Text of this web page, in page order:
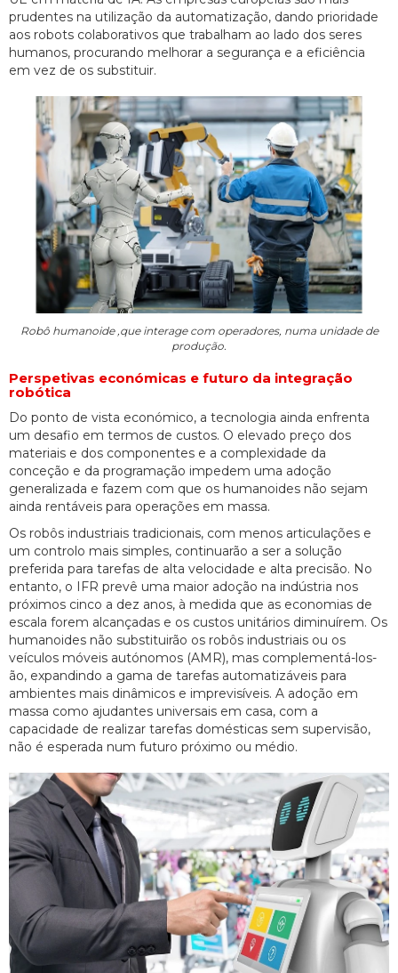
prudentes na utilização da automatização, dando prioridade
aos robots colaborativos que trabalham ao lado dos seres
humanos, procurando melhorar a segurança e a eficiência
em vez de os substituir.
Robô humanoide ,que interage com operadores, numa unidade de
produção.
Perspetivas económicas e futuro da integração
robótica
Do ponto de vista económico, a tecnologia ainda enfrenta
um desafio em termos de custos. O elevado preço dos
materiais e dos componentes e a complexidade da
conceção e da programação impedem uma adoção
generalizada e fazem com que os humanoides não sejam
ainda rentáveis para operações em massa.
Os robôs industriais tradicionais, com menos articulações e
um controlo mais simples, continuarão a ser a solução
preferida para tarefas de alta velocidade e alta precisão. No
entanto, o IFR prevê uma maior adoção na indústria nos
próximos cinco a dez anos, à medida que as economias de
escala forem alcançadas e os custos unitários diminuírem. Os
humanoides não substituirão os robôs industriais ou os
veículos móveis autónomos (AMR), mas complementá-los-
ão, expandindo a gama de tarefas automatizáveis para
ambientes mais dinâmicos e imprevisíveis. A adoção em
massa como ajudantes universais em casa, com a
capacidade de realizar tarefas domésticas sem supervisão,
não é esperada num futuro próximo ou médio.